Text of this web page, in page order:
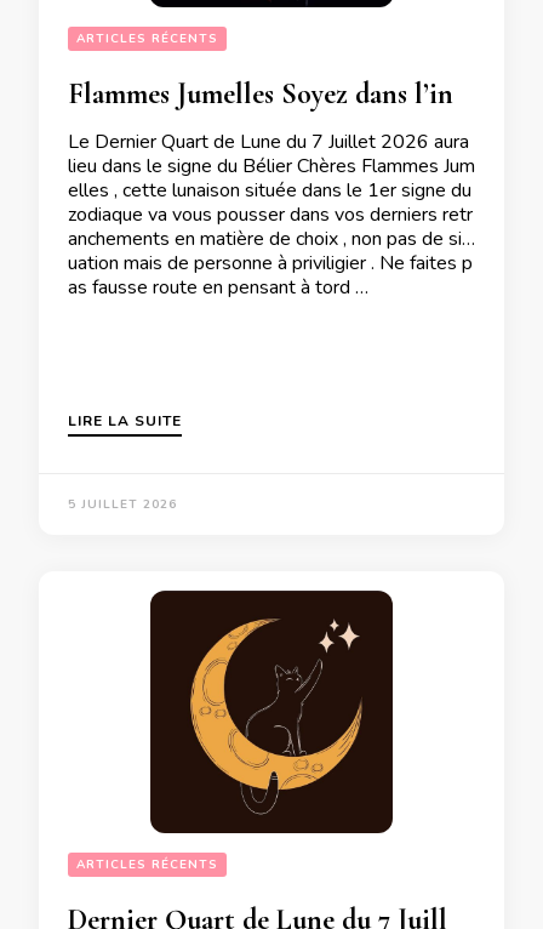
ARTICLES RÉCENTS
Le Dernier Quart de Lune du 7 Juillet 2026 aura
lieu dans le signe du Bélier Chères Flammes Jum
elles , cette lunaison située dans le 1er signe du
zodiaque va vous pousser dans vos derniers retr
anchements en matière de choix , non pas de sit
uation mais de personne à priviligier . Ne faites p
as fausse route en pensant à tord …
LIRE LA SUITE
5 JUILLET 2026
ARTICLES RÉCENTS